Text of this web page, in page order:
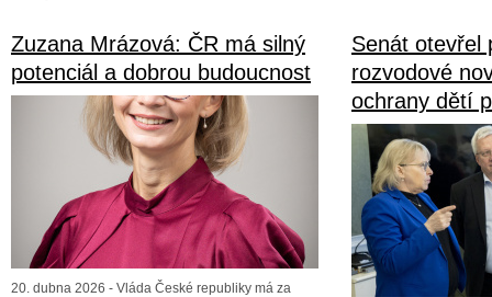
Zuzana Mrázová: ČR má silný
potenciál a dobrou budoucnost
20. dubna 2026 - Vláda České republiky má za
Senát otevřel
rozvodové
ochrany dětí